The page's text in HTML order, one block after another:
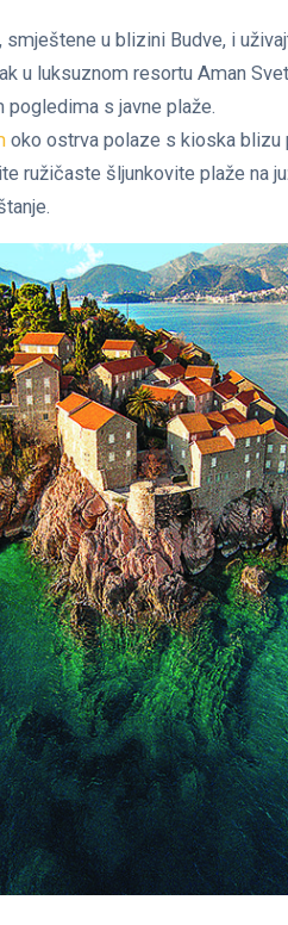
u blizini Budve, i
u luksuznom resortu Aman
s javne plaže.
oko ostrva polaze s kioska blizu
ružičaste šljunkovite plaže na